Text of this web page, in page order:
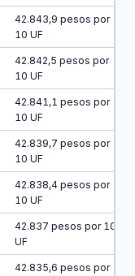
42.843,9 pesos por
10 UF
42.842,5 pesos por
10 UF
42.841,1 pesos por
10 UF
42.839,7 pesos por
10 UF
42.838,4 pesos por
10 UF
42.837 pesos por 10
UF
42.835,6 pesos por